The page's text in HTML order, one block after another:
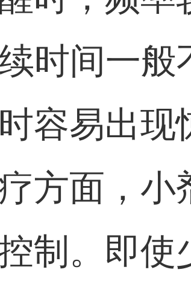
时间一般
容易出现
方面，小
制。即使